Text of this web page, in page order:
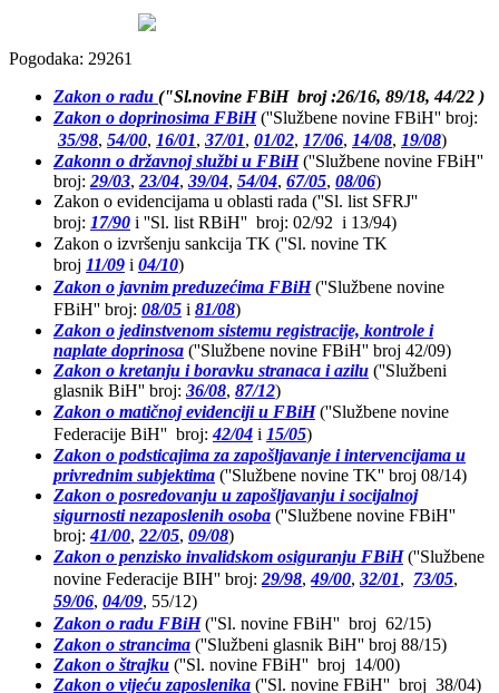
Pogodaka: 29261
Zakon o radu ("Sl.novine FBiH broj :26/16, 89/18, 44/22 )
Zakon o doprinosima FBiH(''Službene novine FBiH'' broj:
35/98, 54/00, 16/01, 37/01, 01/02, 17/06, 14/08, 19/08)
Zakonn o državnoj službi u FBiH(''Službene novine FBiH''
broj:29/03,23/04, 39/04, 54/04, 67/05, 08/06)
Zakon o evidencijama u oblasti rada (''Sl. list SFRJ''
broj: 17/90 i ''Sl. list RBiH'' broj: 02/92 i 13/94)
Zakon o izvršenju sankcija TK (''Sl. novine TK
broj 11/09 i 04/10)
Zakon o javnim preduzećima FBiH(''Službene novine
FBiH'' broj: 08/05 i 81/08)
Zakon o jedinstvenom sistemu registracije, kontrole i
naplate doprinosa (''Službene novine FBiH'' broj 42/09)
Zakon o kretanju i boravku stranaca i azilu (''Službeni
glasnik BiH'' broj: 36/08, 87/12)
Zakon o matičnoj evidenciji u FBiH(''Službene novine
Federacije BiH'' broj:42/04 i 15/05)
Zakon o podsticajima za zapošljavanje i intervencijama u
privrednim subjektima (''Službene novine TK'' broj 08/14)
Zakon o posredovanju u zapošljavanju i socijalnoj
sigurnosti nezaposlenih osoba (''Službene novine FBiH''
broj:41/00,22/05, 09/08)
Zakon o penzisko invalidskom osiguranju FBiH(''Službene
novine Federacije BIH'' broj:29/98,49/00, 32/01, 73/05,
59/06, 04/09, 55/12)
Zakon o radu FBiH(''Sl. novine FBiH'' broj 62/15)
Zakon o strancima (''Službeni glasnik BiH'' broj 88/15)
Zakon o štrajku (''Sl. novine FBiH'' broj 14/00)
Zakon o vijeću zaposlenika (''Sl. novine FBiH'' broj 38/04)